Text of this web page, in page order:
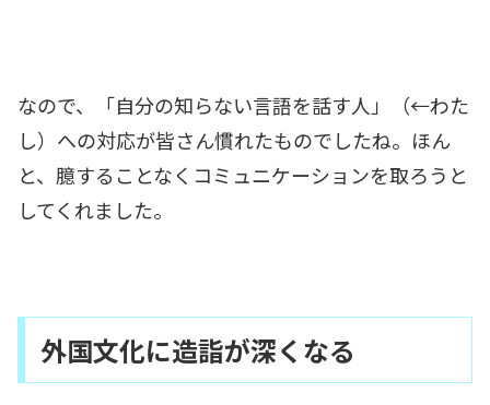
なので、「自分の知らない言語を話す人」（←わた
し）への対応が皆さん慣れたものでしたね。ほん
と、臆することなくコミュニケーションを取ろうと
してくれました。
外国文化に造詣が深くなる